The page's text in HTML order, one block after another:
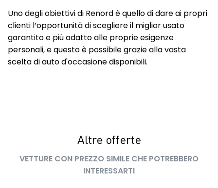
Uno degli obiettivi di Renord è quello di dare ai propri
clienti l’opportunità di scegliere il miglior usato
garantito e più adatto alle proprie esigenze
personali, e questo è possibile grazie alla vasta
scelta di auto d'occasione disponibili.
Altre offerte
VETTURE CON PREZZO SIMILE CHE POTREBBERO
INTERESSARTI